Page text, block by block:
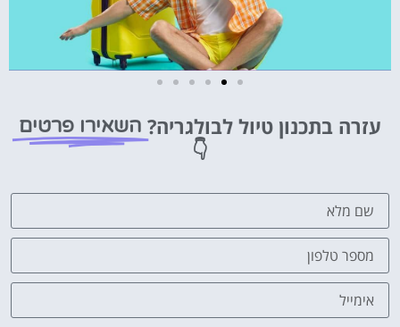
מציאת
לחצו
עזרה בתכנון טיול לבולגריה? השאירו פרטים
👇